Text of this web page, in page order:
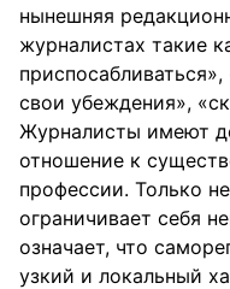
нынешняя
журналистах такие
свои убеждения»,
Журналисты имеют
отношение к
профессии. Только
ограничивает себя
означает, что
узкий и локальный